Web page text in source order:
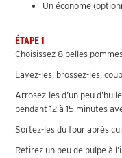
Un économe
ÉTAPE 1
Choisissez 8 belles
Lavez-les, brossez-les,
Arrosez-les d’un peu
pendant 12 à 15 minutes
Sortez-les du four après
Retirez un peu de pulpe à